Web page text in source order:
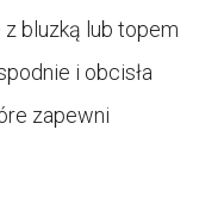
bluzką lub topem
i obcisła
zapewni